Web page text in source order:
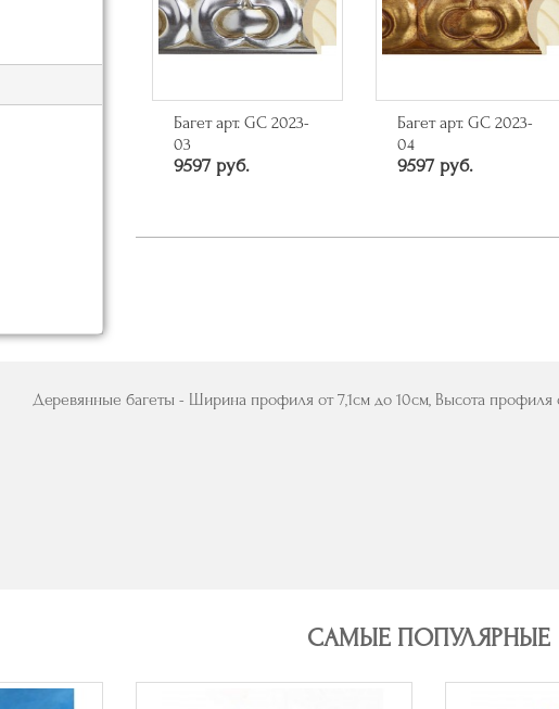
Багет арт. GC 2023-
03
9597 руб.
Багет арт. GC 2023-
04
9597 руб.
Деревянные багеты - Ширина профиля от 7,1см до 10см, Высота
САМЫЕ ПОПУЛЯРНЫЕ